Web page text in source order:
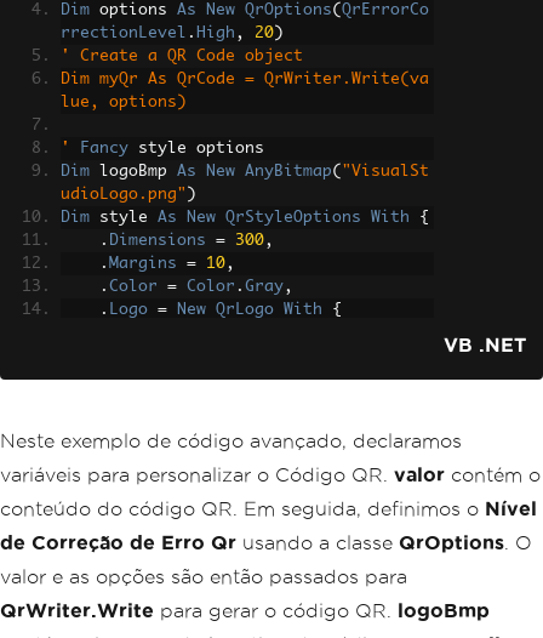
Dim options As New QrOptions( QrErrorCo
rrectionLevel . High , 20 )
' Create a QR Code object
Dim myQr As QrCode = QrWriter.Write(va
lue, options)
' Fancy style options
Dim logoBmp As New AnyBitmap( "VisualSt
udioLogo.png" )
Dim style As New QrStyleOptions With
{
. Dimensions = 300,
. Margins = 10,
. Color = Color . Gray,
. Logo = New QrLogo With
{
.Height = 100,
}
Dim qrImageComplex As AnyBitmap = myQ
r.Save(style)
ng")
VB .NET
Neste exemplo de código avançado, declaramos
variáveis para personalizar o Código QR. valor contém o
conteúdo do código QR. Em seguida, definimos o Nível
de Correção de Erro Qr usando a classe QrOptions . O
valor e as opções são então passados para
QrWriter.Write para gerar o código QR. logoBmp